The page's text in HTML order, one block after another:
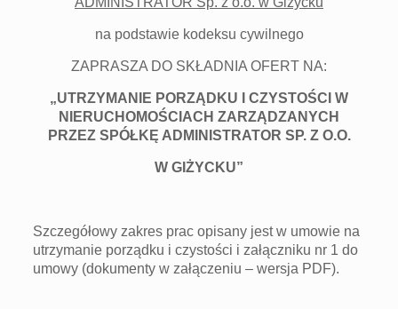
na podstawie kodeksu cywilnego
ZAPRASZA DO SKŁADNIA OFERT NA:
„UTRZYMANIE PORZĄDKU I CZYSTOŚCI W
NIERUCHOMOŚCIACH ZARZĄDZANYCH
PRZEZ SPÓŁKĘ ADMINISTRATOR SP. Z O.O.
W GIŻYCKU”
Szczegółowy zakres prac opisany jest w umowie na
utrzymanie porządku i czystości i załączniku nr 1 do
umowy (dokumenty w załączeniu – wersja PDF).